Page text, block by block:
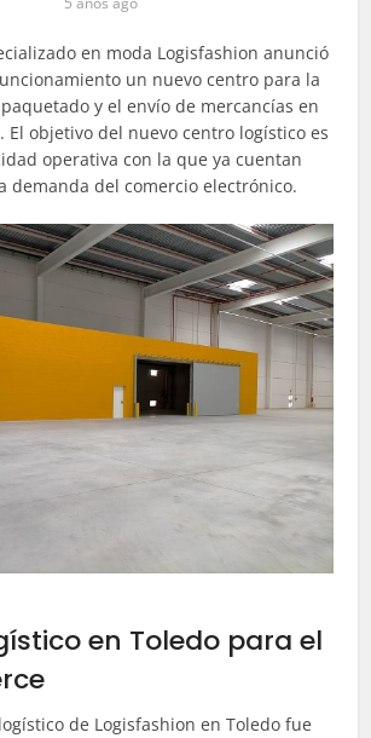
en moda Logisfashion anunció
un nuevo centro para la
y el envío de mercancías en
El objetivo del nuevo centro logístico es
operativa con la que ya cuentan
demanda del comercio electrónico.
en Toledo para el
de Logisfashion en Toledo fue